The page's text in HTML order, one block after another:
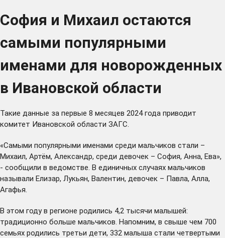
София и Михаил остаются
самыми популярными
именами для новорожденных
в Ивановской области
Такие данные за первые 8 месяцев 2024 года приводит
комитет Ивановской области ЗАГС.
«Самыми популярными именами среди мальчиков стали –
Михаил, Артём, Александр, среди девочек – София, Анна, Ева»,
- сообщили в ведомстве. В единичных случаях мальчиков
называли Елизар, Лукьян, Валентин, девочек – Павла, Алла,
Агафья.
В этом году в регионе родились 4,2 тысячи малышей:
традиционно больше мальчиков. Напомним, в свыше чем 700
семьях родились третьи дети, 332 малыша стали четвертыми